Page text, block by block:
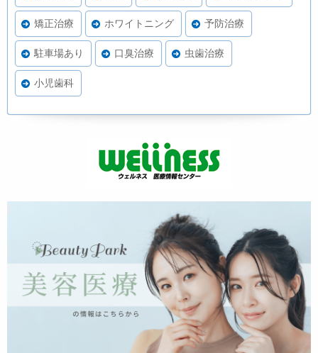
矯正治療 ホワイトニング 予防治療
駐車場あり 口臭治療 虫歯治療
小児歯科